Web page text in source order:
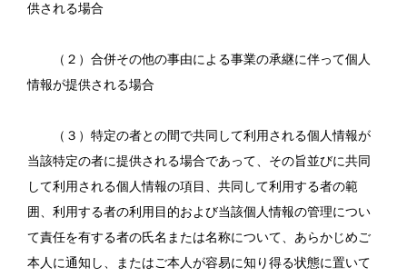
供される場合
（２）合併その他の事由による事業の承継に伴って個人
情報が提供される場合
（３）特定の者との間で共同して利用される個人情報が
当該特定の者に提供される場合であって、その旨並びに共同
して利用される個人情報の項目、共同して利用する者の範
囲、利用する者の利用目的および当該個人情報の管理につい
て責任を有する者の氏名または名称について、あらかじめご
本人に通知し、またはご本人が容易に知り得る状態に置いて